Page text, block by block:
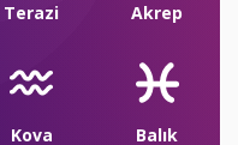
Terazi Akrep
Kova Balık